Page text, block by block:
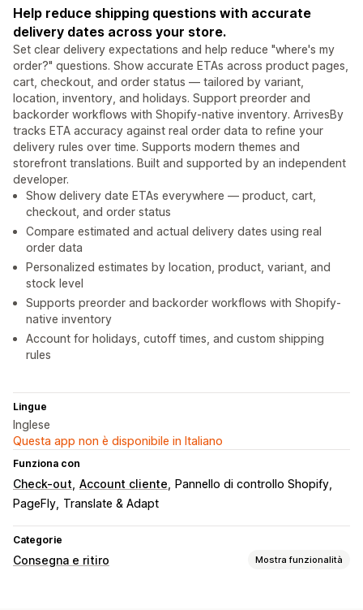
Help reduce shipping questions with accurate
delivery dates across your store.
Set clear delivery expectations and help reduce "where's my
order?" questions. Show accurate ETAs across product pages,
cart, checkout, and order status — tailored by variant,
location, inventory, and holidays. Support preorder and
backorder workflows with Shopify-native inventory. ArrivesBy
tracks ETA accuracy against real order data to refine your
delivery rules over time. Supports modern themes and
storefront translations. Built and supported by an independent
developer.
Show delivery date ETAs everywhere — product, cart,
checkout, and order status
Compare estimated and actual delivery dates using real
order data
Personalized estimates by location, product, variant, and
stock level
Supports preorder and backorder workflows with Shopify-
native inventory
Account for holidays, cutoff times, and custom shipping
rules
Lingue
Inglese
Questa app non è disponibile in Italiano
Funziona con
Check-out Account cliente
Pannello di controllo Shopify
PageFly Translate & Adapt
Categorie
Consegna e ritiro Mostra funzionalità